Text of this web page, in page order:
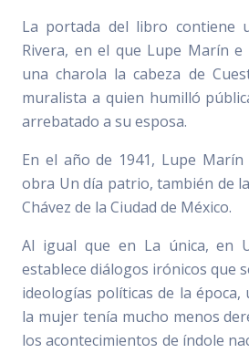
La portada del libro contiene
Rivera, en el que Lupe Marín
una charola la cabeza de
muralista a quien humilló
arrebatado a su esposa.
En el año de 1941, Lupe
obra Un día patrio, también de
Chávez de la Ciudad de México.
Al igual que en La única, en
establece diálogos irónicos que
ideologías políticas de la época,
la mujer tenía mucho menos
los acontecimientos de índole